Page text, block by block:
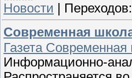
Новости
Переходов:
Современная
Газета
Информационно-